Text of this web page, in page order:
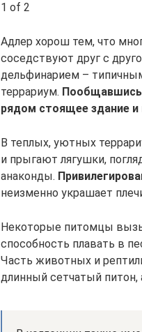
1 of 2
Адлер хорош тем, что
соседствуют друг с
дельфинарием –
террариум. Пообщавшись
рядом стоящее здание и
В теплых, уютных
и прыгают лягушки,
анаконды.
неизменно украшает
Некоторые питомцы
способность плавать в
Часть животных и
длинный сетчатый питон,